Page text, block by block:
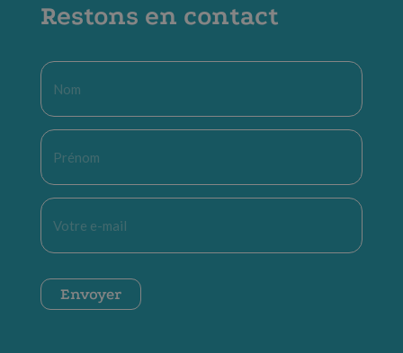
Restons en contact
Nom
Prénom
E-
mail
CAPTCHA
Envoyer